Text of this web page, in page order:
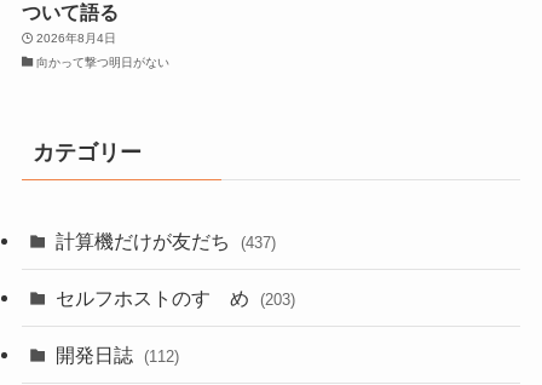
ついて語る
2026年8月4日
向かって撃つ明日がない
カテゴリー
計算機だけが友だち (437)
セルフホストのすゝめ (203)
開発日誌 (112)